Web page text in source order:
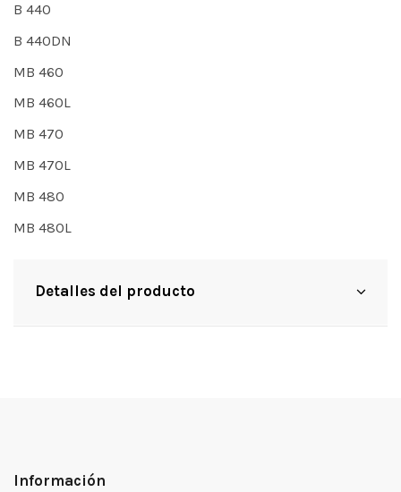
B 440
B 440DN
MB 460
MB 460L
MB 470
MB 470L
MB 480
MB 480L
Detalles del producto
Información